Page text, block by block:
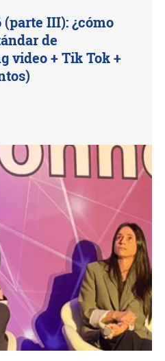
(parte III): ¿cómo
de
video + Tik Tok +